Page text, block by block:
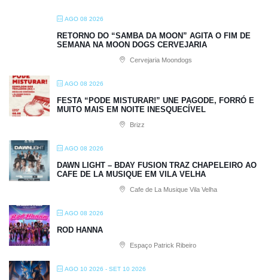
AGO 08 2026
RETORNO DO “SAMBA DA MOON” AGITA O FIM DE
SEMANA NA MOON DOGS CERVEJARIA
Cervejaria Moondogs
AGO 08 2026
FESTA “PODE MISTURAR!” UNE PAGODE, FORRÓ E
MUITO MAIS EM NOITE INESQUECÍVEL
Brizz
AGO 08 2026
DAWN LIGHT – BDAY FUSION TRAZ CHAPELEIRO AO
CAFE DE LA MUSIQUE EM VILA VELHA
Cafe de La Musique Vila Velha
AGO 08 2026
ROD HANNA
Espaço Patrick Ribeiro
AGO 10 2026 - SET 10 2026